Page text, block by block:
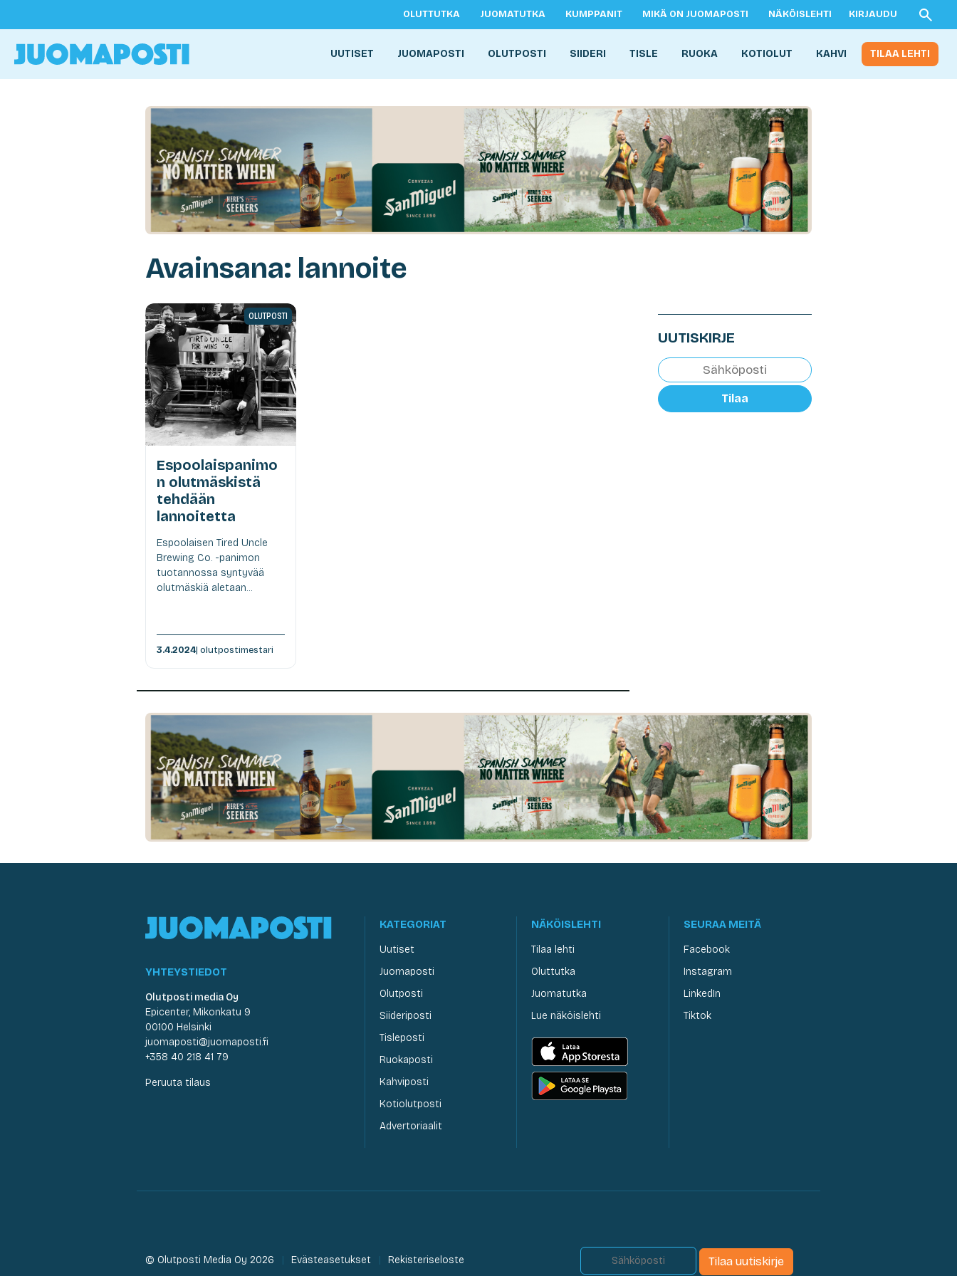
OLUTTUTKA JUOMATUTKA KUMPPANIT MIKÄ ON JUOMAPOSTI NÄKÖISLEHTI KIRJAUDU
UUTISET JUOMAPOSTI OLUTPOSTI SIIDERI TISLE RUOKA KOTIOLUT KAHVI TILAA LEHTI
Avainsana: lannoite
OLUTPOSTI
Espoolaispanimo
n olutmäskistä
tehdään
lannoitetta
Espoolaisen Tired Uncle
Brewing Co. -panimon
tuotannossa syntyvää
olutmäskiä aletaan...
3.4.2024| olutpostimestari
UUTISKIRJE
Tilaa
YHTEYSTIEDOT
Olutposti media Oy
Epicenter, Mikonkatu 9
00100 Helsinki
juomaposti@juomaposti.fi
+358 40 218 41 79
Peruuta tilaus
KATEGORIAT
Uutiset
Juomaposti
Olutposti
Siideriposti
Tisleposti
Ruokaposti
Kahviposti
Kotiolutposti
Advertoriaalit
NÄKÖISLEHTI
Tilaa lehti
Oluttutka
Juomatutka
Lue näköislehti
SEURAA MEITÄ
Facebook
Instagram
LinkedIn
Tiktok
© Olutposti Media Oy 2026 Evästeasetukset Rekisteriseloste Tilaa uutiskirje